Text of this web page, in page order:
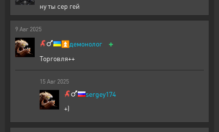
ну ты сер гей
9 Авг 2025
⏫демонолог +
Торговля++
15 Авг 2025
sergey174
+)